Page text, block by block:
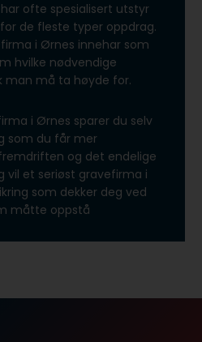
ofte spesialisert utstyr
de fleste typer oppdrag.
i Ørnes innehar som
hvilke nødvendige
man må ta høyde for.
i Ørnes sparer du selv
som du får mer
og det endelige
vil et seriøst gravefirma i
som dekker deg ved
måtte oppstå